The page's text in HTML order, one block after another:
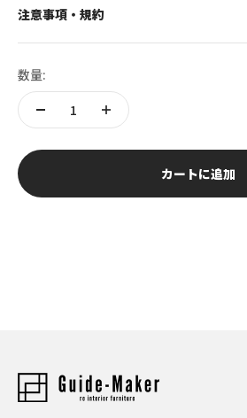
注意事項・規約
数量:
カートに追加